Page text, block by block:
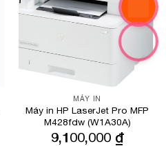
MÁY IN
Máy in HP LaserJet Pro MFP
M428fdw (W1A30A)
9,100,000 ₫